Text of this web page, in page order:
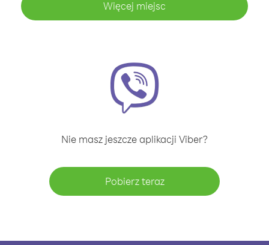
Więcej miejsc
Nie masz jeszcze aplikacji Viber?
Pobierz teraz